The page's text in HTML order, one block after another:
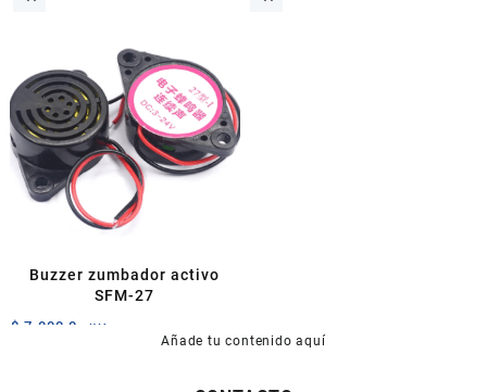
Buzzer zumbador activo
SFM-27
$ 7.000,0 +IVA
Añade tu contenido aquí